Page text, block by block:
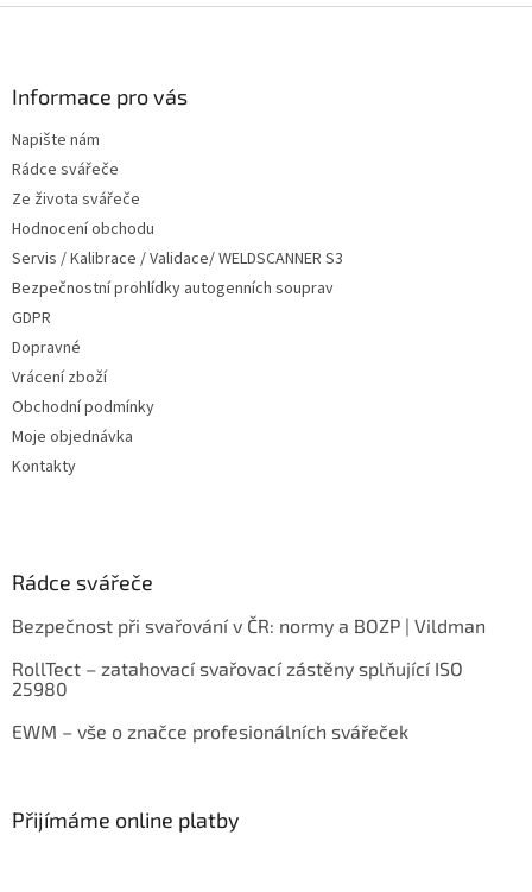
Informace pro vás
Napište nám
Rádce svářeče
Ze života svářeče
Hodnocení obchodu
Servis / Kalibrace / Validace/ WELDSCANNER S3
Bezpečnostní prohlídky autogenních souprav
GDPR
Dopravné
Vrácení zboží
Obchodní podmínky
Moje objednávka
Kontakty
Rádce svářeče
Bezpečnost při svařování v ČR: normy a BOZP | Vildman
RollTect – zatahovací svařovací zástěny splňující ISO
25980
EWM – vše o značce profesionálních svářeček
Přijímáme online platby